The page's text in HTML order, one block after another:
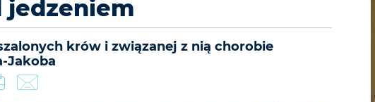
jedzeniem
krów i związanej z nią chorobie
Jakoba